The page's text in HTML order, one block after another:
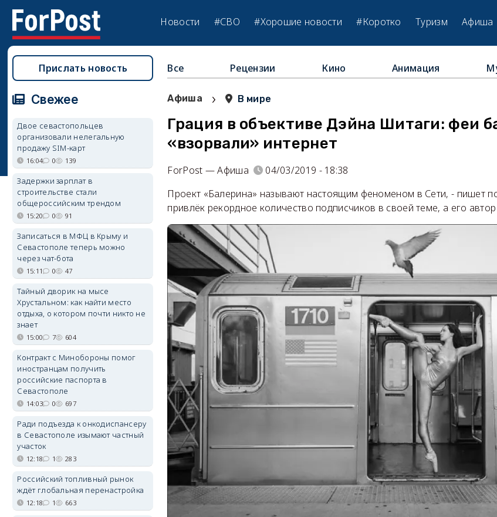
Новости #СВО #Хорошие новости #Коротко Туризм Афиша
Все Рецензии Кино Анимация
Афиша › В мире
Грация в объективе Дэйна Шитаги: феи
«взорвали» интернет
ForPost — Афиша
04/03/2019 - 18:38
Проект «Балерина» называют настоящим феноменом в Сети, - пишет
привлёк рекордное количество подписчиков в своей теме, а его автор
Прислать новость
Свежее
Двое севастопольцев
организовали нелегальную
продажу SIM-карт
16:04 0 139
Задержки зарплат в
строительстве стали
общероссийским трендом
15:20 0 91
Записаться в МФЦ в Крыму и
Севастополе теперь можно
через чат-бота
15:11 0 47
Тайный дворик на мысе
Хрустальном: как найти место
отдыха, о котором почти никто не
знает
15:00 7 604
Контракт с Минобороны помог
иностранцам получить
российские паспорта в
Севастополе
14:03 0 697
Ради подъезда к онкодиспансеру
в Севастополе изымают частный
участок
12:18 1 283
Российский топливный рынок
ждёт глобальная перенастройка
12:18 1 663